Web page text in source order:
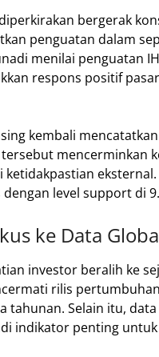
bergerak
penguatan dalam
menilai penguatan
respons positif
kembali
mencerminkan
level support di
ke Data
investor beralih ke
rilis
tahunan. Selain itu,
indikator penting